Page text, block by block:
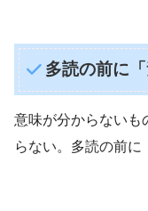
多読の前に「
意味が分からないも
らない。多読の前に